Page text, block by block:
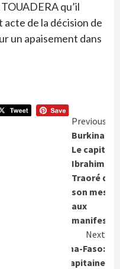
qu’il
acte de la décision de
un apaisement dans
Previous
Burkina-
Le
Ibrahim
Traoré
son
aux
Next
Burkina-Faso:
Le capitaine